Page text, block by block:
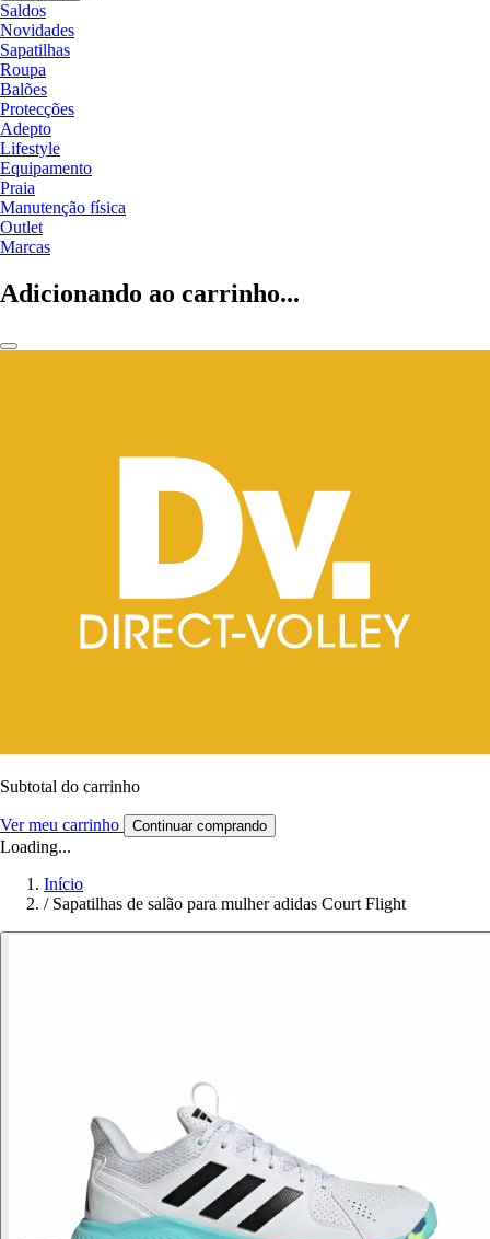
Saldos
Novidades
Sapatilhas
Roupa
Balões
Protecções
Adepto
Lifestyle
Equipamento
Praia
Manutenção física
Outlet
Marcas
Adicionando ao carrinho...
Subtotal do carrinho
Ver meu carrinho Continuar comprando
Loading...
Início
/ Sapatilhas de salão para mulher adidas Court Flight